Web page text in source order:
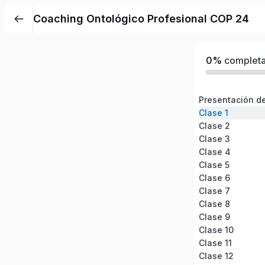
Coaching Ontológico Profesional COP 24
0%
Presentación
Clase 1
Clase 2
Clase 3
Clase 4
Clase 5
Clase 6
Clase 7
Clase 8
Clase 9
Clase 10
Clase 11
Clase 12